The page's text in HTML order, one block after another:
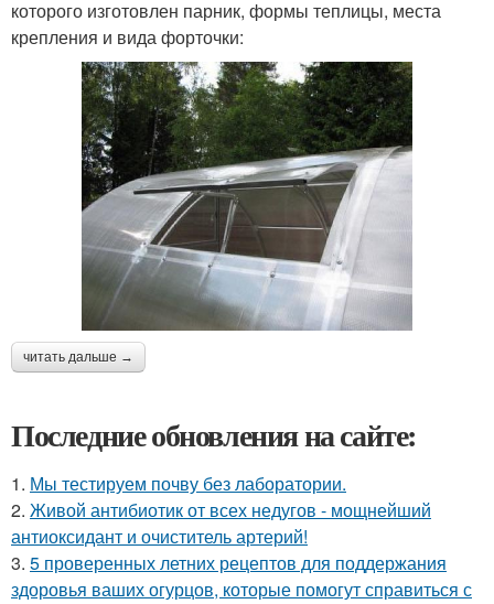
которого изготовлен парник, формы теплицы, места
крепления и вида форточки:
читать дальше →
Последние обновления на сайте:
1. Мы тестируем почву без лаборатории.
2. Живой антибиотик от всех недугов - мощнейший
антиоксидант и очиститель артерий!
3. 5 проверенных летних рецептов для поддержания
здоровья ваших огурцов, которые помогут справиться с